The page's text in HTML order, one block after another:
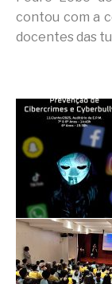
contou com a
docentes das